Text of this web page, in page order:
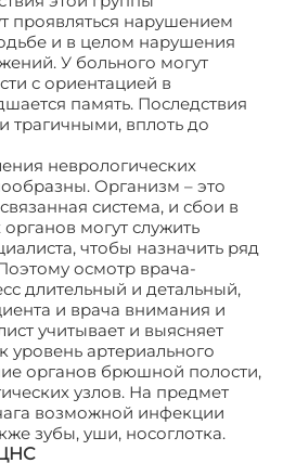
проявляться нарушением
и в целом нарушения
У больного могут
с ориентацией в
память. Последствия
трагичными, вплоть до
неврологических
Организм – это
система, и сбои в
могут служить
чтобы назначить ряд
осмотр врача-
длительный и детальный,
и врача внимания и
учитывает и выясняет
уровень артериального
органов брюшной полости,
узлов. На предмет
возможной инфекции
зубы, уши, носоглотка.